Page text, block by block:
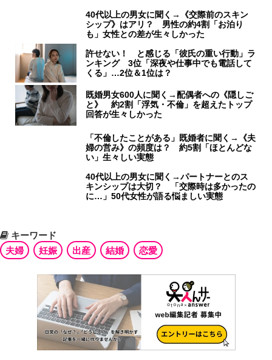
40代以上の男女に聞く→《交際前のスキン
シップ》はアリ？ 男性の約4割「お泊り
も」女性との差が生々しかった
許せない！ と感じる「彼氏の重い行動」ラ
ンキング 3位「深夜や仕事中でも電話して
くる」…2位＆1位は？
既婚男女600人に聞く→配偶者への《隠しご
と》 約2割「浮気・不倫」を超えたトップ
回答が生々しかった
「不倫したことがある」既婚者に聞く→《夫
婦の営み》の頻度は？ 約5割「ほとんどな
い」生々しい実態
40代以上の男女に聞く→パートナーとのス
キンシップは大切？ 「交際時は多かったの
に…」50代女性が語る悩ましい実態
キーワード
夫婦
妊娠 出産 結婚 恋愛